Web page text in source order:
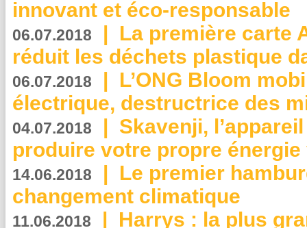
innovant et éco-responsable
06.07.2018 | La première carte
réduit les déchets plastique
06.07.2018 | L’ONG Bloom
électrique, destructrice des
04.07.2018 | Skavenji,
produire votre propre
14.06.2018 | Le premier
changement climatique
11.06.2018 | Harrys : la plus